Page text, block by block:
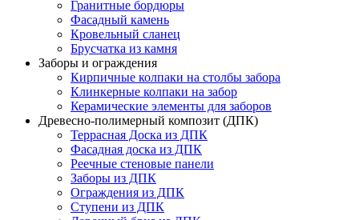
Гранитные бордюры
Фасадный камень
Кровельный сланец
Брусчатка из камня
Заборы и ограждения
Кирпичные колпаки на столбы забора
Клинкерные колпаки на забор
Керамические элементы для заборов
Древесно-полимерный композит (ДПК)
Террасная Доска из ДПК
Фасадная доска из ДПК
Реечные стеновые панели
Заборы из ДПК
Ограждения из ДПК
Ступени из ДПК